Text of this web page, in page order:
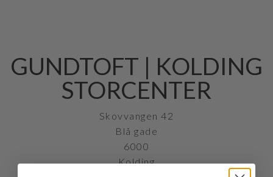
GUNDTOFT | KOLDING
STORCENTER
Skovvangen 42
Blå gade
6000
Kolding